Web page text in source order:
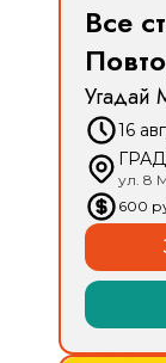
Все
Угадай
16
ул. 8
600